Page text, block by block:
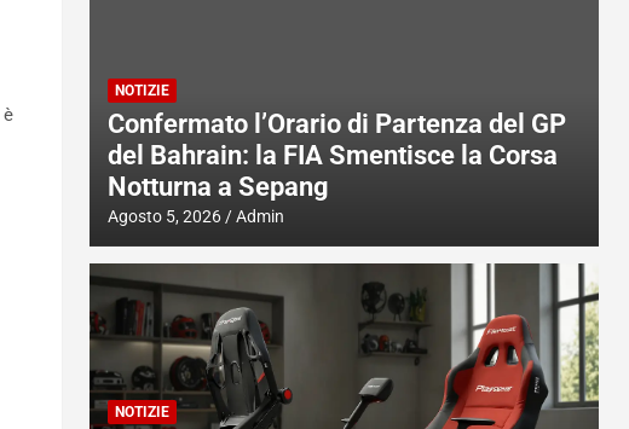
è
NOTIZIE
Confermato l’Orario di Partenza del GP
del Bahrain: la FIA Smentisce la Corsa
Notturna a Sepang
Agosto 5, 2026 Admin
NOTIZIE